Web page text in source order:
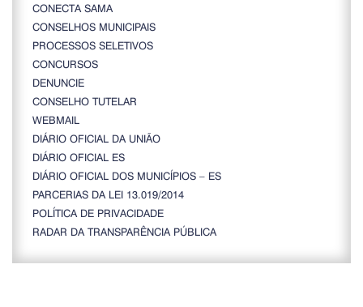
CONECTA SAMA
CONSELHOS MUNICIPAIS
PROCESSOS SELETIVOS
CONCURSOS
DENUNCIE
CONSELHO TUTELAR
WEBMAIL
DIÁRIO OFICIAL DA UNIÃO
DIÁRIO OFICIAL ES
DIÁRIO OFICIAL DOS MUNICÍPIOS – ES
PARCERIAS DA LEI 13.019/2014
POLÍTICA DE PRIVACIDADE
RADAR DA TRANSPARÊNCIA PÚBLICA